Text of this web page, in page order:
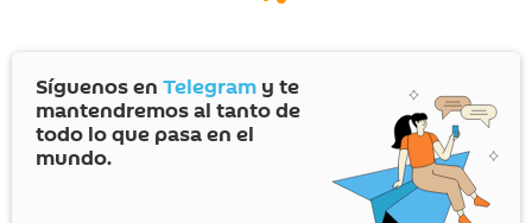
Síguenos en Telegram y te
mantendremos al tanto de
todo lo que pasa en el
mundo.